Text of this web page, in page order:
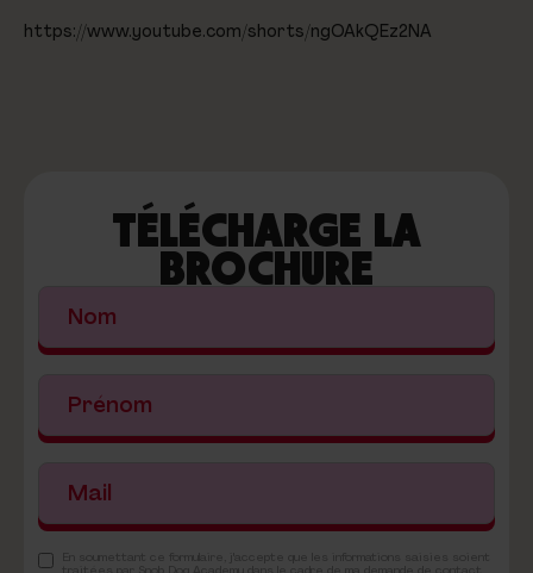
https://www.youtube.com/shorts/ngOAkQEz2NA
TÉLÉCHARGE LA
BROCHURE